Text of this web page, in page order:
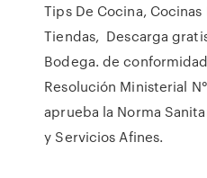
Tips De Cocina, Cocinas
Tiendas, Descarga
Bodega. de
Resolución Ministerial
aprueba la Norma
y Servicios Afines.